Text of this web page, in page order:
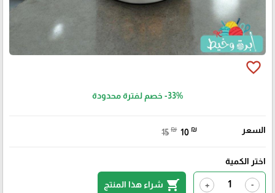
favorite_border
-33% خصم لفترة محدودة
السعر 15 ₪ 10 ₪
اختر الكمية
-
+
shopping_cart شراء هذا المنتج